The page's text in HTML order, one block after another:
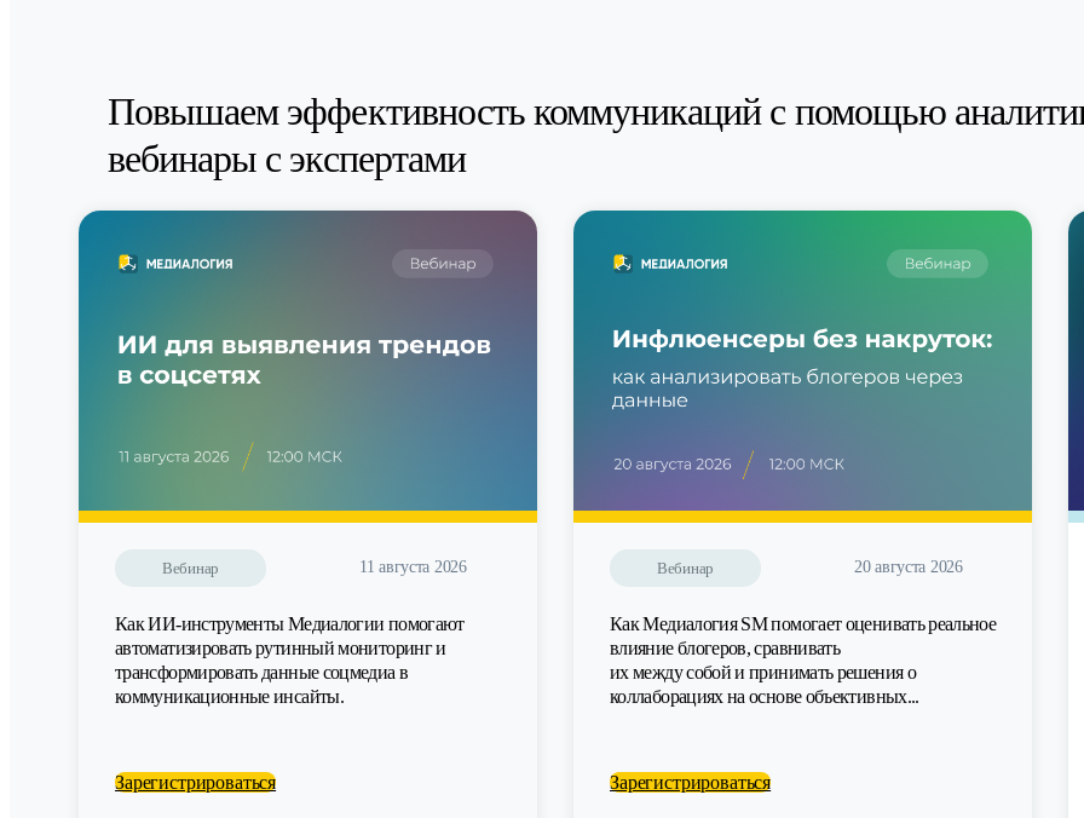
Повышаем эффективность коммуникаций с помощью
вебинары с экспертами
Вебинар 11 августа 2026
Как ИИ-инструменты Медиалогии помогают
автоматизировать рутинный мониторинг и
трансформировать данные соцмедиа в
коммуникационные инсайты.
Зарегистрироваться
Вебинар 20 августа 2026
Как Медиалогия SM помогает оценивать реальное
влияние блогеров, сравнивать
их между собой и принимать решения о
коллаборациях на основе объективных...
Зарегистрироваться